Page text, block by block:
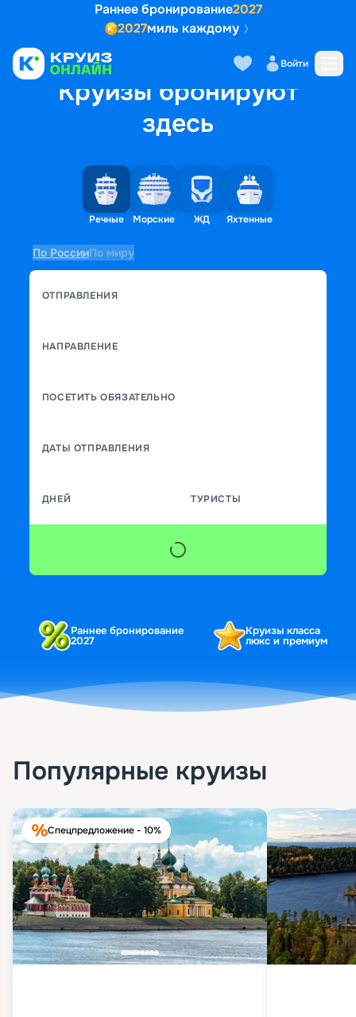
Раннее бронирование2027
2027миль каждому
Войти
Круизы бронируют
здесь
Речные Морские ЖД Яхтенные
По РоссииПо миру
ОТПРАВЛЕНИЯ
НАПРАВЛЕНИЕ
ПОСЕТИТЬ ОБЯЗАТЕЛЬНО
ДАТЫ ОТПРАВЛЕНИЯ
ДНЕЙ ТУРИСТЫ
Раннее бронирование
2027
Круизы класса
люкс и премиум
Популярные круизы
Спецпредложение - 10%